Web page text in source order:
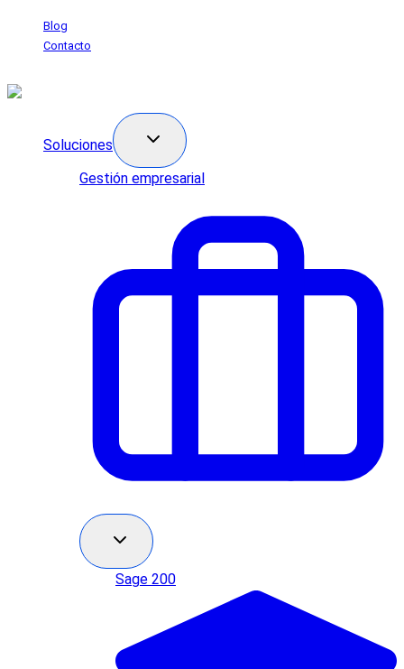
SaltarBlog
Contacto
Soluciones
Gestión empresarial
Sage 200